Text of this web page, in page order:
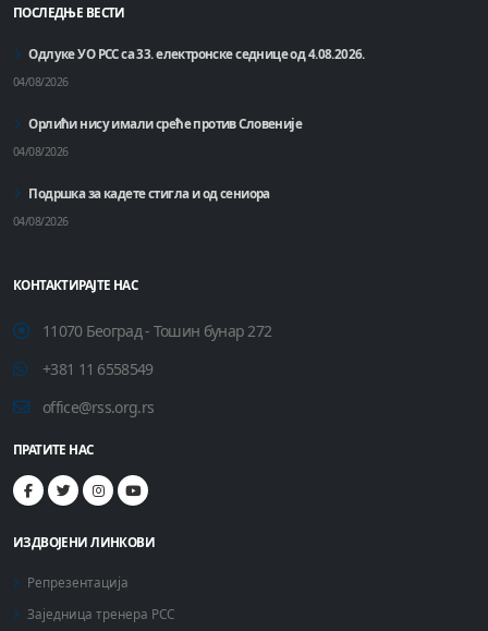
ПОСЛЕДЊЕ ВЕСТИ
Одлуке УО РСС са 33. електронске седнице од 4.08.2026.
04/08/2026
Орлићи нису имали среће против Словеније
04/08/2026
Подршка за кадете стигла и од сениора
04/08/2026
КОНТАКТИРАЈТЕ НАС
11070 Београд - Тошин бунар 272
+381 11 6558549
office@rss.org.rs
ПРАТИТЕ НАС
ИЗДВОЈЕНИ ЛИНКОВИ
Репрезентација
Заједница тренера РСС